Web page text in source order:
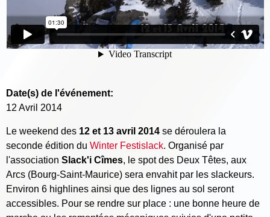
Date(s) de l'événement:
12 Avril 2014
Le weekend des 12 et 13 avril 2014 se déroulera la
seconde édition du Winter Festislack. Organisé par
l'association Slack'i Cîmes, le spot des Deux Têtes, aux
Arcs (Bourg-Saint-Maurice) sera envahit par les slackeurs.
Environ 6 highlines ainsi que des lignes au sol seront
accessibles. Pour se rendre sur place : une bonne heure de